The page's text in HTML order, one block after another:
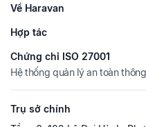
Về Haravan
Hợp tác
Chứng chỉ ISO 27001
Hệ thống quản lý an toàn
Trụ sở chính